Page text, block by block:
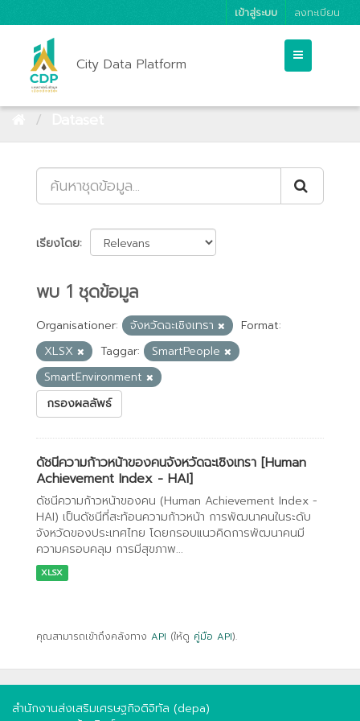
เข้าสู่ระบบ ลงทะเบียน
City Data Platform
เรียงโดย
พบ 1 ชุดข้อมูล
Organisationer: จังหวัดฉะเชิงเทรา
Format:
XLSX
Taggar:
SmartPeople
SmartEnvironment
กรองผลลัพธ์
ดัชนีความก้าวหน้าของคนจังหวัดฉะเชิงเทรา [Human
Achievement Index - HAI]
ดัชนีความก้าวหน้าของคน (Human Achievement Index -
HAI) เป็นดัชนีที่สะท้อนความก้าวหน้า การพัฒนาคนในระดับ
จังหวัดของประเทศไทย โดยกรอบแนวคิดการพัฒนาคนมี
ความครอบคลุม การมีสุขภาพ...
XLSX
คุณสามารถเข้าถึงคลังทาง API (ให้ดู คู่มือ API).
สำนักงานส่งเสริมเศรษฐกิจดิจิทัล (depa)